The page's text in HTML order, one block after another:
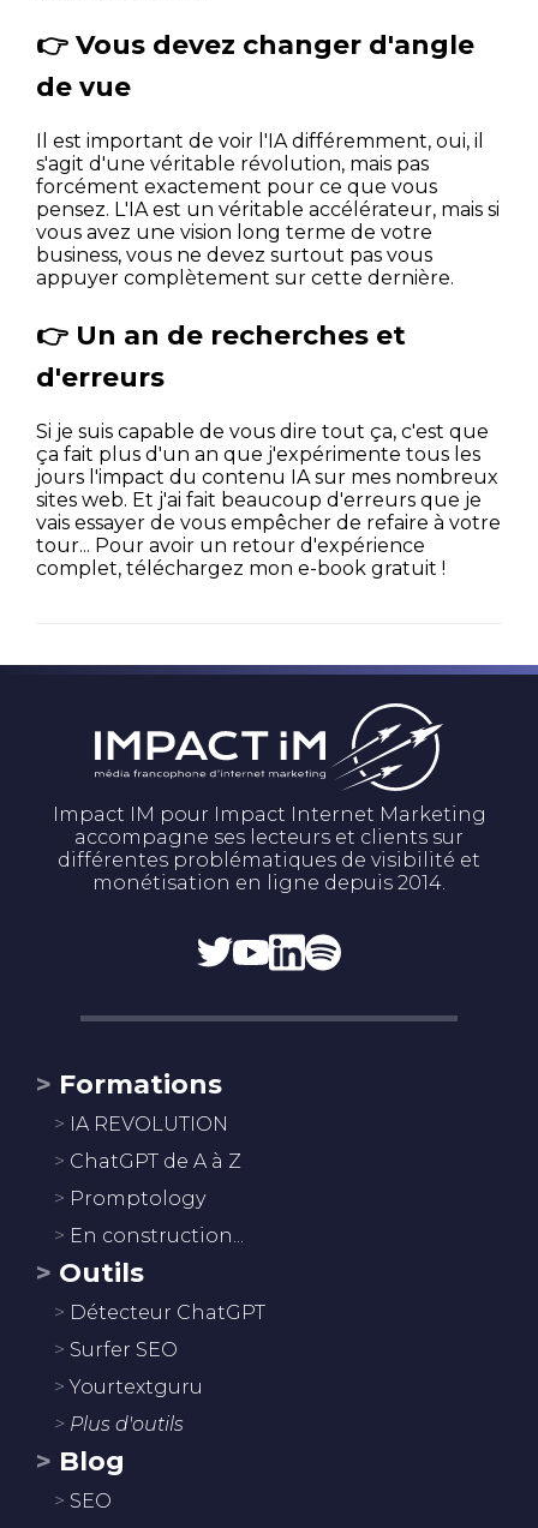
👉 Vous devez changer d'angle
de vue
Il est important de voir l'IA différemment, oui, il
s'agit d'une véritable révolution, mais pas
forcément exactement pour ce que vous
pensez. L'IA est un véritable accélérateur, mais si
vous avez une vision long terme de votre
business, vous ne devez surtout pas vous
appuyer complètement sur cette dernière.
👉 Un an de recherches et
d'erreurs
Si je suis capable de vous dire tout ça, c'est que
ça fait plus d'un an que j'expérimente tous les
jours l'impact du contenu IA sur mes nombreux
sites web. Et j'ai fait beaucoup d'erreurs que je
vais essayer de vous empêcher de refaire à votre
tour... Pour avoir un retour d'expérience
complet, téléchargez mon e-book gratuit !
Impact IM pour Impact Internet Marketing
accompagne ses lecteurs et clients sur
différentes problématiques de visibilité et
monétisation en ligne depuis 2014.
Formations
IA REVOLUTION
ChatGPT de A à Z
Promptology
En construction...
Outils
Détecteur ChatGPT
Surfer SEO
Yourtextguru
Plus d'outils
Blog
SEO